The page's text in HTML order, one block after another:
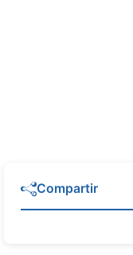
Compartir